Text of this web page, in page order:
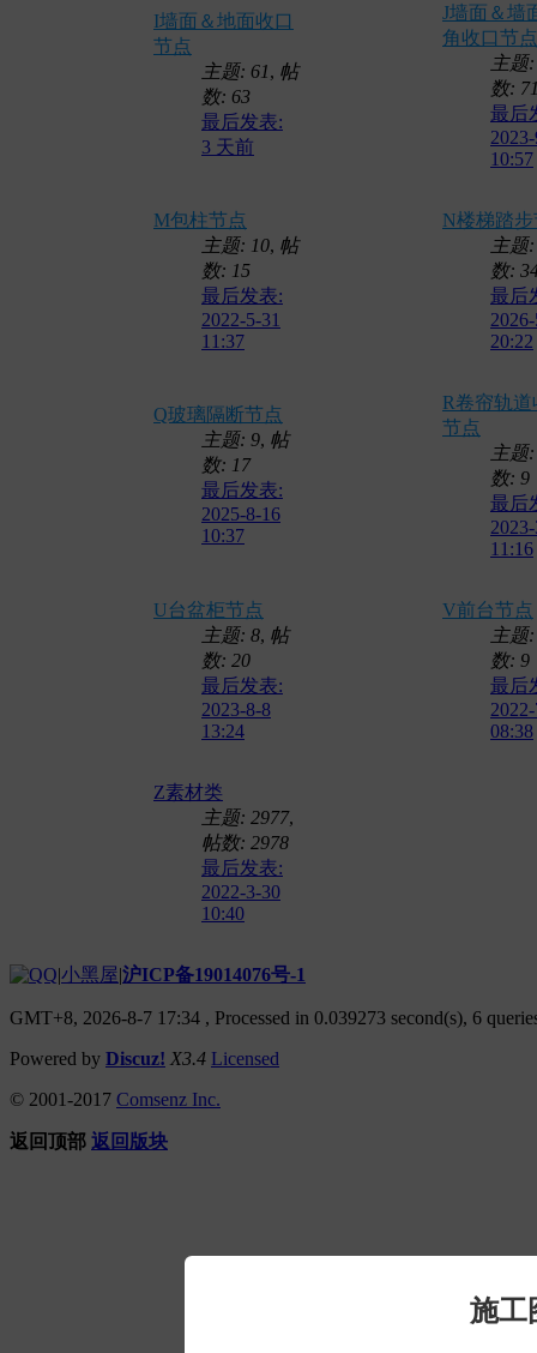
I墙面＆地面收口
节点
主题: 61, 帖
数: 63
最后发表:
3 天前
J墙面＆墙
角收口节点
主题
数:
最后
10:57
M包柱节点
主题: 10, 帖
数: 15
最后发表:
2022-5-31
11:37
N楼梯踏
主题
数:
最后
20:22
Q玻璃隔断节点
主题: 9, 帖
数: 17
最后发表:
2025-8-16
10:37
R卷帘轨道
节点
主题
数: 9
最后
11:16
U台盆柜节点
主题: 8, 帖
数: 20
最后发表:
2023-8-8
13:24
V前台节点
主题
数: 9
最后
08:38
Z素材类
主题: 2977,
帖数: 2978
最后发表:
2022-3-30
10:40
施工
|小黑屋|沪ICP备19014076号-1
GMT+8, 2026-8-7 17:34 , Processed in 0.039273 second(s), 6
Powered by Discuz! X3.4 Licensed
© 2001-2017 Comsenz Inc.
返回顶部 返回版块